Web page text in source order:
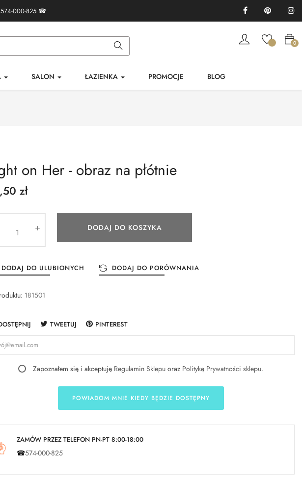
574-000-825 ☎ FacebookPinterest
0
SALON ŁAZIENKA PROMOCJE BLOG
on Her - obraz na płótnie
zł
DODAJ DO KOSZYKA
DODAJ DO ULUBIONYCH DODAJ DO PORÓWNANIA
181501
TWEETUJ PINTEREST
Zapoznałem się i akceptuję Regulamin Sklepu oraz Politykę Prywatności sklepu.
POWIADOM MNIE KIEDY BĘDZIE DOSTĘPNY
ZAMÓW PRZEZ TELEFON PN-PT 8:00-18:00
☎574-000-825